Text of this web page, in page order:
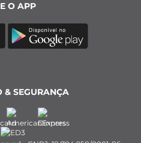
O APP
& SEGURANÇA